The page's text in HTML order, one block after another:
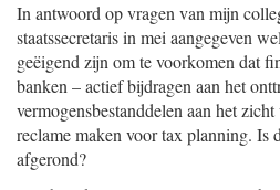
In antwoord op vragen van mijn
staatssecretaris in mei aangegeven
geëigend zijn om te voorkomen dat
banken – actief bijdragen aan het
vermogensbestanddelen aan het
reclame maken voor tax planning. Is
afgerond?